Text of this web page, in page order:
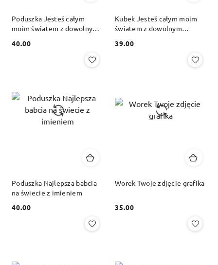
Poduszka Jesteś całym
moim światem z dowolnym
Cena:
40.00
Kubek Jesteś całym moim
światem z dowolnym
Cena:
39.00
Poduszka Najlepsza babcia
na świecie z imieniem
Cena:
40.00
Worek Twoje zdjęcie grafika
Cena:
35.00